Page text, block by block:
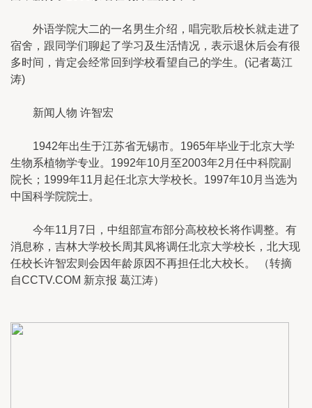
外语学院大二的一名男生介绍，唱完歌后校长就走进了
宿舍，跟同学们聊起了学习及生活情况，表示退休后会有很
多时间，肯定会经常回到学校看望自己的学生。(记者葛江
涛)
新闻人物 许智宏
1942年出生于江苏省无锡市。1965年毕业于北京大学
生物系植物学专业。1992年10月至2003年2月任中科院副
院长；1999年11月起任北京大学校长。1997年10月当选为
中国科学院院士。
今年11月7日，中组部宣布部分高校校长将作调整。有
消息称，吉林大学校长周其凤将调任北京大学校长，北大现
任校长许智宏则会因年龄原因不再担任北大校长。 （转摘
自CCTV.COM 新京报 葛江涛）